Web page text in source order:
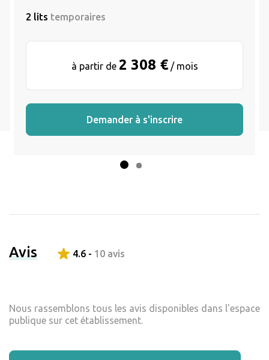
2 lits temporaires
à partir de 2 308 €/ mois
Demander à s'inscrire
Avis 4.6 - 10 avis
Nous rassemblons tous les avis disponibles dans l'espace
publique sur cet établissement.